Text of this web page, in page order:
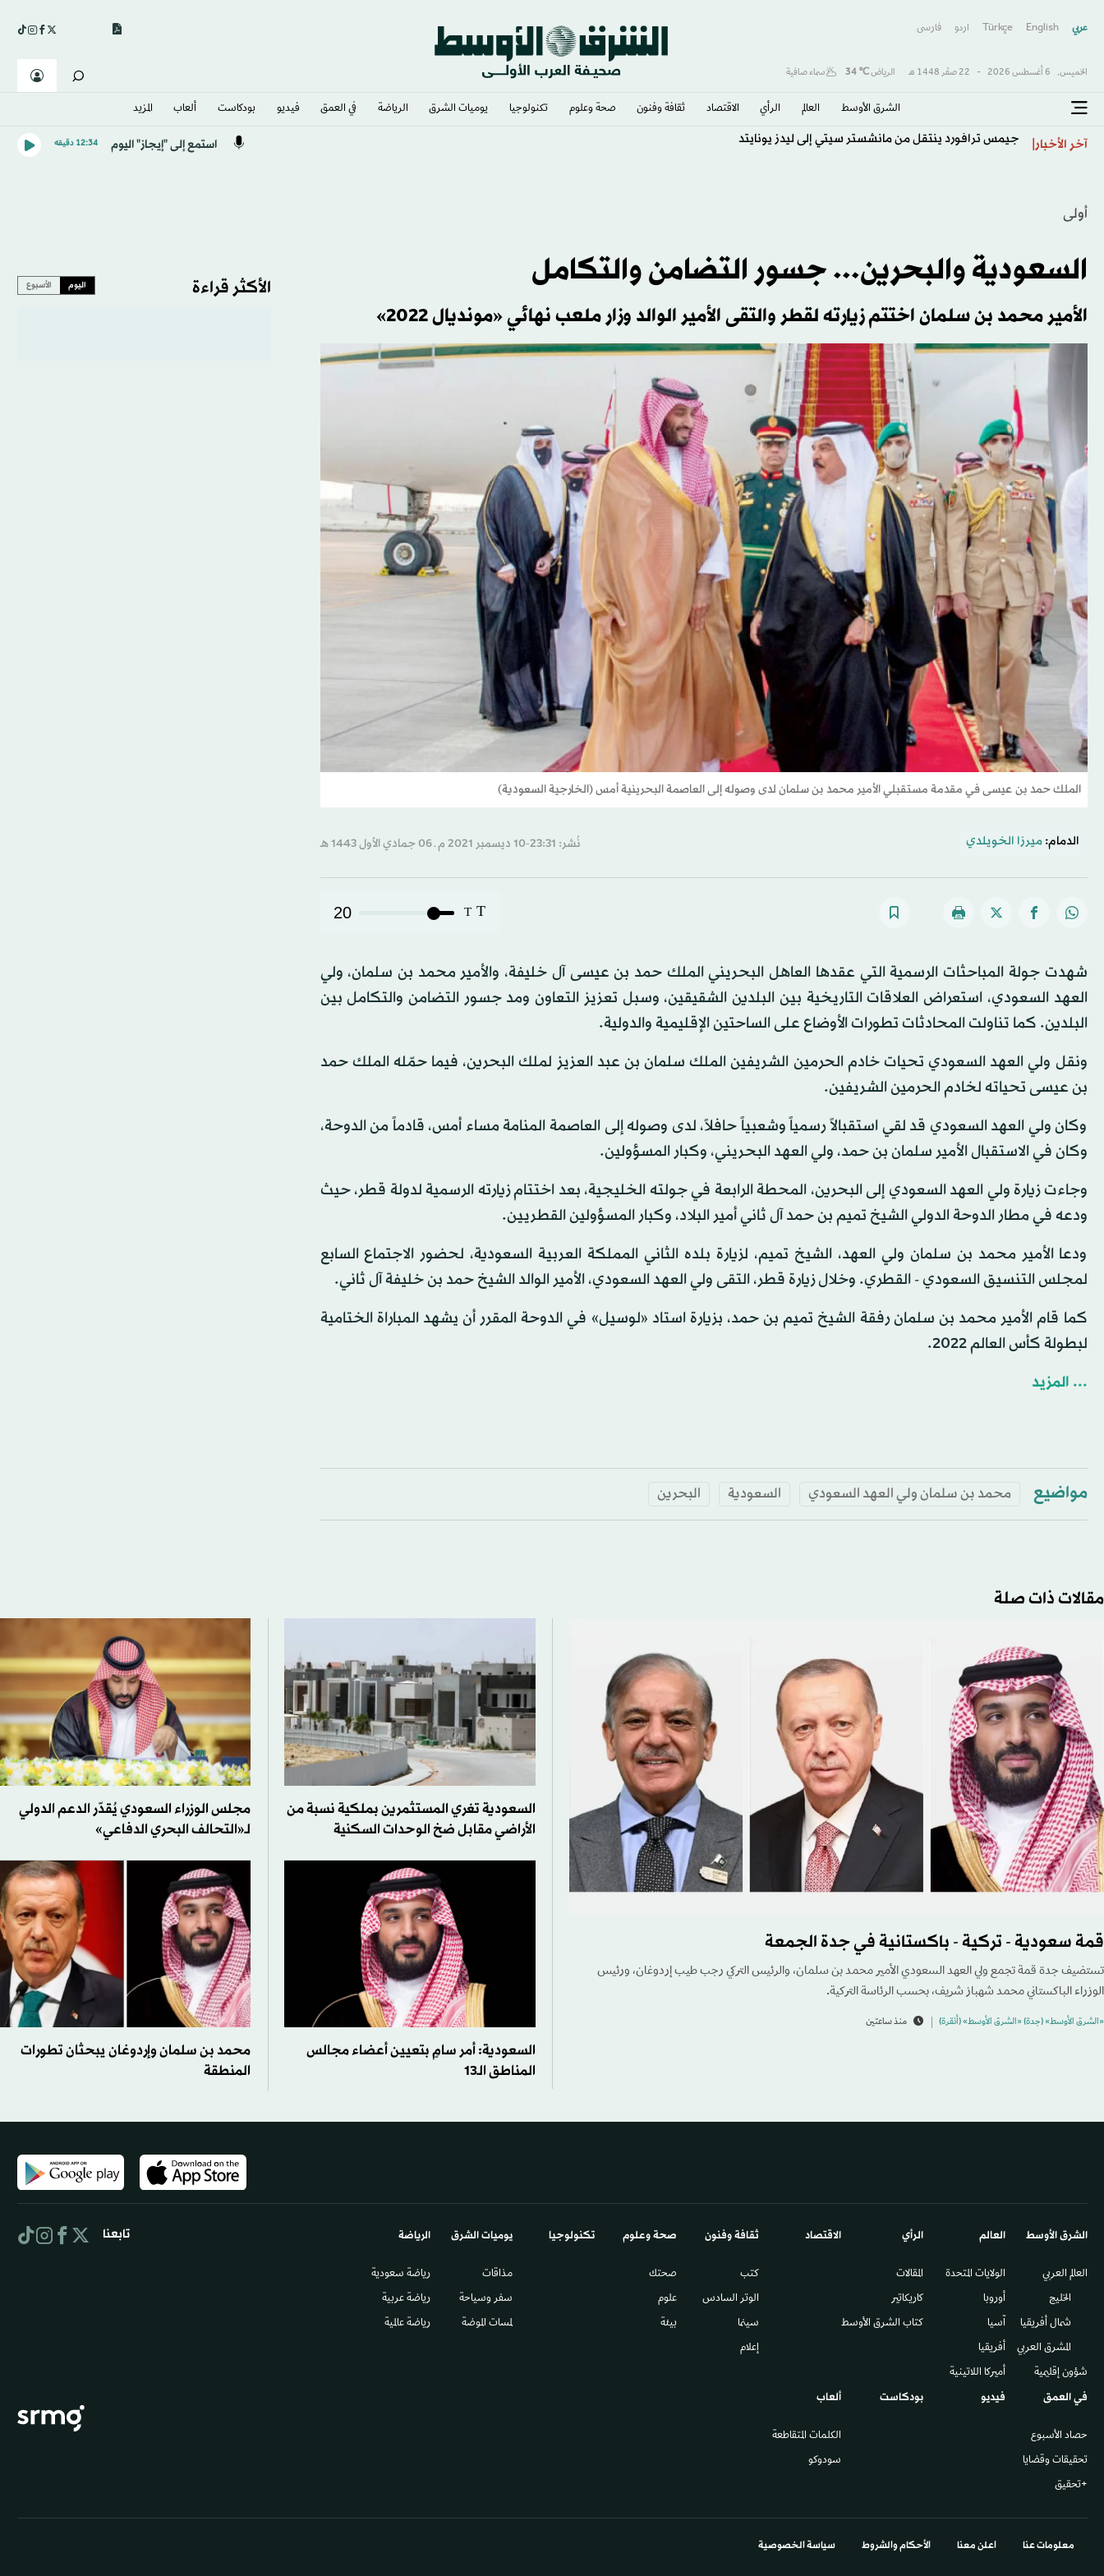
عربي English
Türkçe اردو فارسى
الخميس, 6 أغسطس 2026 - 22 صفَر 1448 هـ الرياض℃
34 سماء صافية
الشرق الأوسط​ العالم الرأي الاقتصاد ثقافة وفنون صحة وعلوم تكنولوجيا يوميات الشرق​ الرياضة في العمق فيديو بودكاست ألعاب المزيد
آخر الأخبار جيمس ترافورد ينتقل من مانشستر سيتي إلى ليدز يونايتد استمع إلى "إيجاز" اليوم 12:34 دقيقه
أولى
السعودية والبحرين... جسور التضامن والتكامل
الأمير محمد بن سلمان اختتم زيارته لقطر والتقى الأمير الوالد وزار ملعب نهائي «مونديال 2022»
الملك حمد بن عيسى في مقدمة مستقبلي الأمير محمد بن سلمان لدى وصوله إلى العاصمة البحرينية أمس (الخارجية السعودية)
الدمام: ميرزا الخويلدي نُشر: 23:31-10 ديسمبر 2021 م ـ 06 جمادي الأول 1443 هـ
T
T
20
شهدت جولة المباحثات الرسمية التي عقدها العاهل البحريني الملك حمد بن عيسى آل خليفة، والأمير محمد بن سلمان، ولي
العهد السعودي، استعراض العلاقات التاريخية بين البلدين الشقيقين، وسبل تعزيز التعاون ومد جسور التضامن والتكامل بين
البلدين. كما تناولت المحادثات تطورات الأوضاع على الساحتين الإقليمية والدولية.
ونقل ولي العهد السعودي تحيات خادم الحرمين الشريفين الملك سلمان بن عبد العزيز لملك البحرين، فيما حمّله الملك حمد
بن عيسى تحياته لخادم الحرمين الشريفين.
وكان ولي العهد السعودي قد لقي استقبالاً رسمياً وشعبياً حافلاً، لدى وصوله إلى العاصمة المنامة مساء أمس، قادماً من الدوحة،
وكان في الاستقبال الأمير سلمان بن حمد، ولي العهد البحريني، وكبار المسؤولين.
وجاءت زيارة ولي العهد السعودي إلى البحرين، المحطة الرابعة في جولته الخليجية، بعد اختتام زيارته الرسمية لدولة قطر، حيث
ودعه في مطار الدوحة الدولي الشيخ تميم بن حمد آل ثاني أمير البلاد، وكبار المسؤولين القطريين.
ودعا الأمير محمد بن سلمان ولي العهد، الشيخ تميم، لزيارة بلده الثاني المملكة العربية السعودية، لحضور الاجتماع السابع
لمجلس التنسيق السعودي - القطري. وخلال زيارة قطر، التقى ولي العهد السعودي، الأمير الوالد الشيخ حمد بن خليفة آل ثاني.
كما قام الأمير محمد بن سلمان رفقة الشيخ تميم بن حمد، بزيارة استاد «لوسيل» في الدوحة المقرر أن يشهد المباراة الختامية
لبطولة كأس العالم 2022.
... المزيد
مواضيع محمد بن سلمان ولي العهد السعودي السعودية البحرين
الأكثر قراءة اليوم الأسبوع
مقالات ذات صلة
قمة سعودية - تركية - باكستانية في جدة الجمعة
تستضيف جدة قمة تجمع ولي العهد السعودي الأمير محمد بن سلمان، والرئيس التركي رجب طيب إردوغان، ورئيس
الوزراء الباكستاني محمد شهباز شريف، بحسب الرئاسة التركية.
«الشرق الأوسط» (جدة) «الشرق الأوسط» (أنقرة) منذ ساعتين
السعودية تغري المستثمرين بملكية نسبة من
الأراضي مقابل ضخ الوحدات السكنية
مجلس الوزراء السعودي يُقدّر الدعم الدولي
لـ«التحالف البحري الدفاعي»
السعودية: أمر سامٍ بتعيين أعضاء مجالس
المناطق الـ13
محمد بن سلمان وإردوغان يبحثان تطورات
المنطقة
الشرق الأوسط​
العالم العربي
الخليج
شمال أفريقيا
المشرق العربي
شؤون إقليمية
العالم
الولايات المتحدة
أوروبا
آسيا
أفريقيا
أميركا اللاتينية
الرأي
المقالات
كاريكاتير
كتاب الشرق الأوسط
الاقتصاد ثقافة وفنون
كتب
الوتر السادس​
سينما
إعلام
صحة وعلوم
صحتك
علوم
بيئة
تكنولوجيا يوميات الشرق​
مذاقات
سفر وسياحة
لمسات الموضة
الرياضة
رياضة سعودية
رياضة عربية
رياضة عالمية
في العمق
حصاد الأسبوع
تحقيقات وقضايا
+تحقيق
فيديو بودكاست ألعاب
الكلمات المتقاطعة
سودوكو
تابعنا
معلومات عنا اعلن معنا الأحكام والشروط سياسة الخصوصية